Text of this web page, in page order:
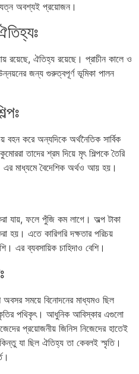
অবশ্যই প্রয়োজন।
রয়েছে, ঐতিহ্য রয়েছে। প্রাচীন কালে ও
জন্য গুরুত্বপূর্ণ ভূমিকা পালন
বহন করে অন্যদিকে অর্থনৈতিক সার্বিক
তাদের শ্রম দিয়ে মৃৎ শিল্পকে তৈরি
এর মাধ্যমে বৈদেশিক অর্থও আয় হয়।
যায়, ফলে পুঁজি কম লাগে। অল্প টাকা
হয়। এতে কারিগরি দক্ষতার পরিচয়
এর ব্যবসায়িক চাহিদাও বেশি।
অবসর সময়ে বিনোদনের মাধ্যমও ছিল
পথিকৃৎ। আধুনিক আবিস্কার এগুলো
প্রয়োজনীয় জিনিস নিজেদের হাতেই
যা ছিল ঐতিহ্য তা কেবলই স্মৃতি।